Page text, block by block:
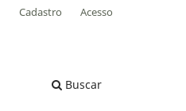
Buscar
Cadastro Acesso